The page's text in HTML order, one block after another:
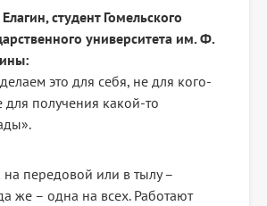
студент Гомельского
университета им. Ф.
это для себя, не для кого-
для получения какой-то
передовой или в тылу –
же – одна на всех. Работают